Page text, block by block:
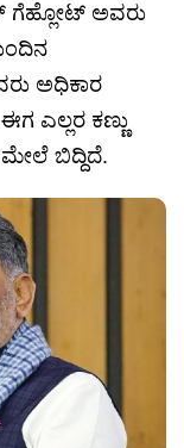
ಗೆಹ್ಲೋಟ್ ಅವರು
ಅಧಿಕಾರ
ಎಲ್ಲರ ಕಣ್ಣು
ಬಿದ್ದಿದೆ.